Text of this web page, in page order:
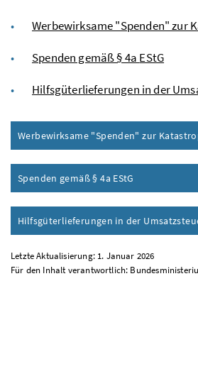
Werbewirksame "Spenden" zur
Spenden gemäß § 4a EStG
Hilfsgüterlieferungen in der
Werbewirksame "Spenden" zur
Spenden gemäß § 4a EStG
Hilfsgüterlieferungen in der
Letzte Aktualisierung: 1. Januar 2026
Für den Inhalt verantwortlich: